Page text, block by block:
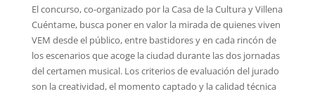
El concurso, co-organizado por la Casa de la Cultura y Villena
Cuéntame, busca poner en valor la mirada de quienes viven
VEM desde el público, entre bastidores y en cada rincón de
los escenarios que acoge la ciudad durante las dos jornadas
del certamen musical. Los criterios de evaluación del jurado
son la creatividad, el momento captado y la calidad técnica